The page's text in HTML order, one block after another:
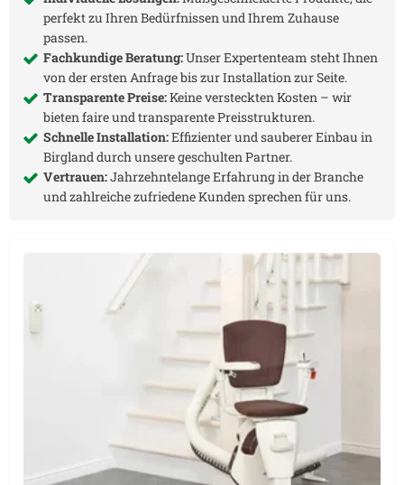
perfekt zu Ihren Bedürfnissen und Ihrem Zuhause
passen.
Fachkundige Beratung:Unser Expertenteam steht Ihnen
von der ersten Anfrage bis zur Installation zur Seite.
Transparente Preise:Keine versteckten Kosten – wir
bieten faire und transparente Preisstrukturen.
Schnelle Installation:Effizienter und sauberer Einbau in
Birglanddurch unsere geschulten Partner.
Vertrauen:Jahrzehntelange Erfahrung in der Branche
und zahlreiche zufriedene Kunden sprechen für uns.